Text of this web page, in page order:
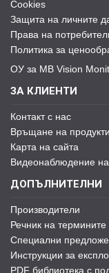
Cookies
Защита на личните
Права на
Политика за
ОУ за MB Vision
ЗА КЛИЕНТИ
Контакт с нас
Връщане на продукти
Карта на сайта
Видеонаблюдение
ДОПЪЛНИТЕЛНИ
Производители
Речник на термините
Специални
Инструкции за
PDF библиотека с